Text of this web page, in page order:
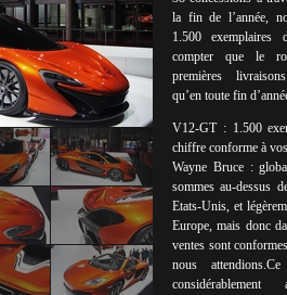
la fin de l’année,
1.500
compter que le
premières
qu’en toute fin
V12-GT : 1.500
chiffre conforme à
Wayne Bruce :
sommes au-dessus
Etats-Unis, et
Europe, mais donc
ventes sont
nous
considérablement